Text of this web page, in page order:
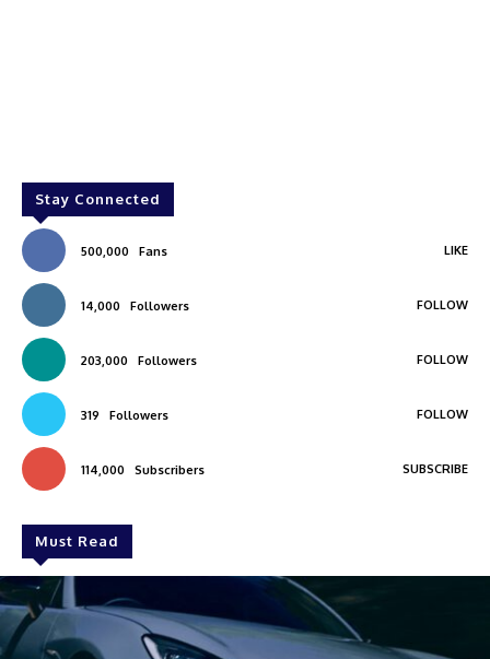
Stay Connected
500,000 Fans LIKE
14,000 Followers FOLLOW
203,000 Followers FOLLOW
319 Followers FOLLOW
114,000 Subscribers SUBSCRIBE
Must Read